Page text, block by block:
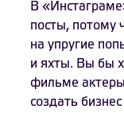
В
посты, потому
на упругие
и яхты. Вы бы
фильме актеры
создать